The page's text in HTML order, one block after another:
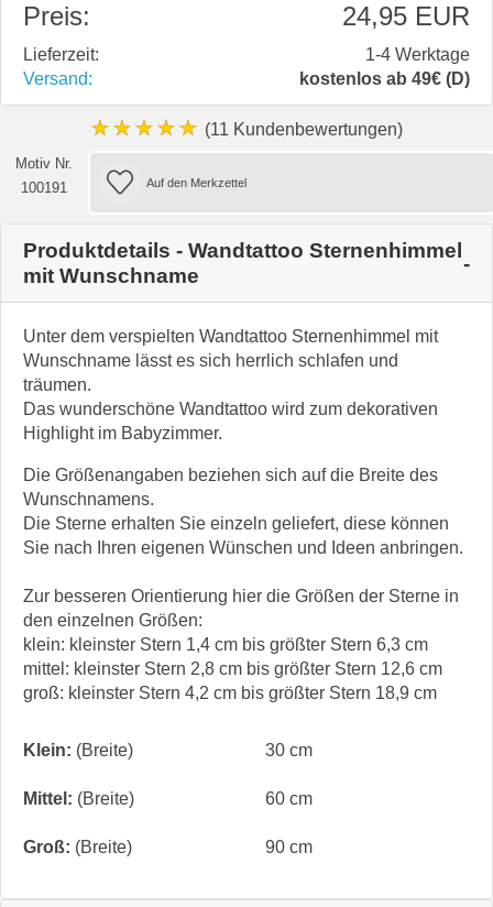
Preis: 24,95 EUR
Lieferzeit:
1-4 Werktage
Versand:
kostenlos ab 49€ (D)
★★★★★ (11 Kundenbewertungen)
Motiv Nr.
100191
Produktdetails - Wandtattoo Sternenhimmel
mit Wunschname
Unter dem verspielten Wandtattoo Sternenhimmel mit
Wunschname lässt es sich herrlich schlafen und
träumen.
Das wunderschöne Wandtattoo wird zum dekorativen
Highlight im Babyzimmer.
Die Größenangaben beziehen sich auf die Breite des
Wunschnamens.
Die Sterne erhalten Sie einzeln geliefert, diese können
Sie nach Ihren eigenen Wünschen und Ideen anbringen.
Zur besseren Orientierung hier die Größen der Sterne in
den einzelnen Größen:
klein: kleinster Stern 1,4 cm bis größter Stern 6,3 cm
mittel: kleinster Stern 2,8 cm bis größter Stern 12,6 cm
groß: kleinster Stern 4,2 cm bis größter Stern 18,9 cm
Klein: (Breite) 30 cm
Mittel: (Breite) 60 cm
Groß: (Breite) 90 cm